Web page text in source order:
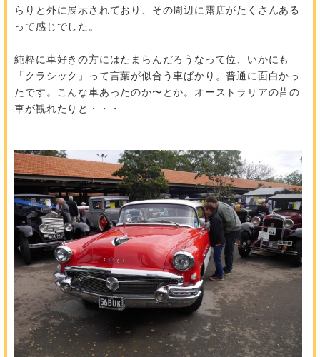
らりと外に展示されており、その周辺に露店がたくさんある
って感じでした。
純粋に車好きの方にはたまらんだろうなって位、いかにも
「クラシック」って言葉が似合う車ばかり。普通に面白かっ
たです。こんな車あったのか〜とか。オーストラリアの昔の
車が観れたりと・・・